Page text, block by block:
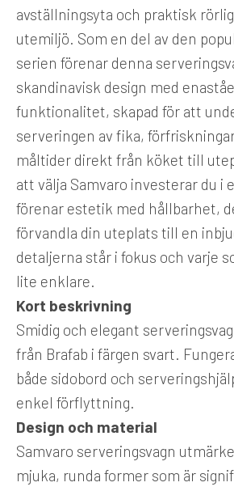
avställningsyta och praktisk
utemiljö. Som en del av den
serien förenar denna
skandinavisk design med
funktionalitet, skapad för att
serveringen av fika,
måltider direkt från köket till
att välja Samvaro investerar du i
förenar estetik med hållbarhet,
förvandla din uteplats till en
detaljerna står i fokus och varje
lite enklare.
Kort beskrivning
Smidig och elegant
från Brafab i färgen svart.
både sidobord och
enkel förflyttning.
Design och material
Samvaro serveringsvagn
mjuka, runda former som är